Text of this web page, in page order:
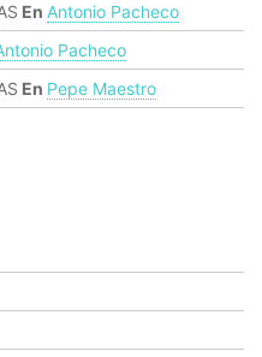
En Antonio Pacheco
Pacheco
En Pepe Maestro